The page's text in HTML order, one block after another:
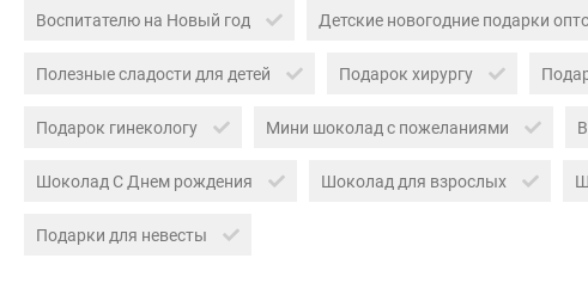
Воспитателю на Новый год Детские новогодние подарки
Полезные сладости для детей Подарок хирургу
Подарок гинекологу Мини шоколад с пожеланиями
Шоколад С Днем рождения Шоколад для взрослых
Подарки для невесты